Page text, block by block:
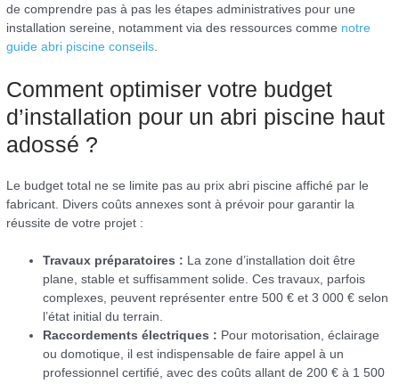
de comprendre pas à pas les étapes administratives pour une
installation sereine, notamment via des ressources comme notre
guide abri piscine conseils
Comment optimiser votre budget
d’installation pour un abri piscine haut
adossé ?
Le budget total ne se limite pas au prix abri piscine affiché par le
fabricant. Divers coûts annexes sont à prévoir pour garantir la
réussite de votre projet :
Travaux préparatoires : La zone d’installation doit être
plane, stable et suffisamment solide. Ces travaux, parfois
complexes, peuvent représenter entre 500 € et 3 000 € selon
l’état initial du terrain.
Raccordements électriques : Pour motorisation, éclairage
ou domotique, il est indispensable de faire appel à un
professionnel certifié, avec des coûts allant de 200 € à 1 500